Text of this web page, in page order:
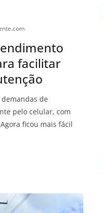
facilitar
de
pelo celular, com
ficou mais fácil